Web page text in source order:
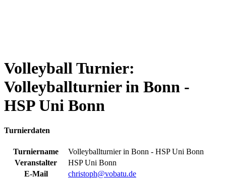
Volleyball Turnier:
Volleyballturnier in Bonn -
HSP Uni Bonn
Turnierdaten
Turniername
Volleyballturnier in Bonn - HSP Uni Bonn
Veranstalter
HSP Uni Bonn
E-Mail
christoph@vobatu.de